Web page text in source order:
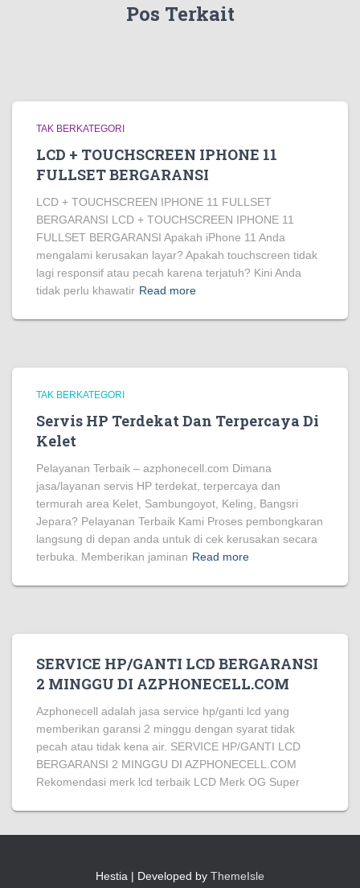
Pos Terkait
TAK BERKATEGORI
LCD + TOUCHSCREEN IPHONE 11
FULLSET BERGARANSI
LCD + TOUCHSCREEN IPHONE 11 FULLSET
BERGARANSI LCD + TOUCHSCREEN IPHONE 11
FULLSET BERGARANSI Apakah iPhone 11 Anda
mengalami kerusakan layar? Apakah touchscreen tidak
lagi responsif atau pecah karena terjatuh? Kini Anda
tidak perlu khawatir Read more
TAK BERKATEGORI
Servis HP Terdekat Dan Terpercaya Di
Kelet
Pelayanan Terbaik – azphonecell.com Dimana
jasa/layanan servis HP terdekat, terpercaya dan
termurah area Kelet, Sambungoyot, Keling, Bangsri
Jepara? Pelayanan Terbaik Kami Proses pembongkaran
langsung di depan anda untuk di cek kerusakan secara
terbuka. Memberikan jaminan Read more
SERVICE HP/GANTI LCD BERGARANSI
2 MINGGU DI AZPHONECELL.COM
Azphonecell adalah jasa service hp/ganti lcd yang
memberikan garansi 2 minggu dengan syarat tidak
pecah atau tidak kena air. SERVICE HP/GANTI LCD
BERGARANSI 2 MINGGU DI AZPHONECELL.COM
Rekomendasi merk lcd terbaik LCD Merk OG Super
Hestia | Developed by ThemeIsle